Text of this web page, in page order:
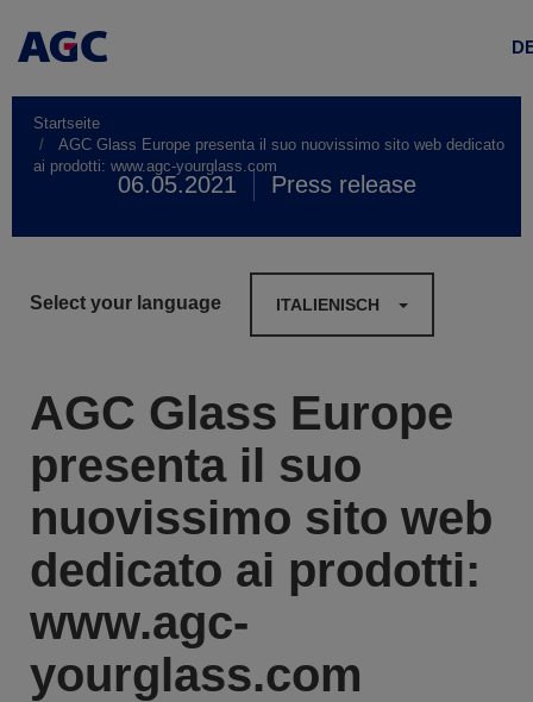
Startseite
AGC Glass Europe presenta il suo nuovissimo sito web dedicato
ai prodotti: www.agc-yourglass.com
06.05.2021 Press release
Select your language ITALIENISCH
AGC Glass Europe
presenta il suo
nuovissimo sito web
dedicato ai prodotti:
www.agc-
yourglass.com